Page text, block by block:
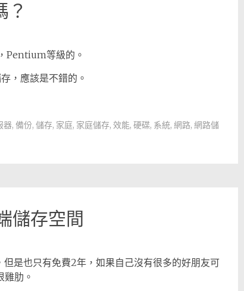
？
Pentium等級的。
，應該是不錯的。
器, 備份, 儲存, 家庭, 家庭儲存, 效能, 硬碟, 系統, 網路, 網路儲
儲存空間
是也只有免費2年，如果自己沒有很多的好朋友可
肋。